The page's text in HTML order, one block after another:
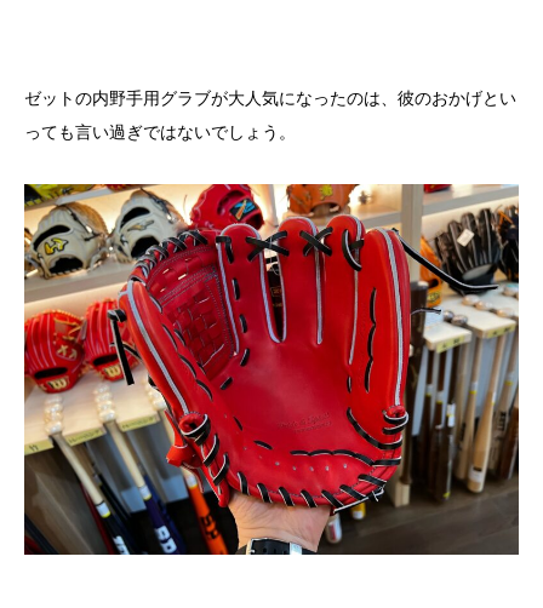
ゼットの内野手用グラブが大人気になったのは、彼のおかげとい
っても言い過ぎではないでしょう。